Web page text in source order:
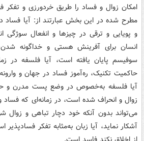
امکان زوال و فساد را طریق خردورزی و تفکر
مطرح شده در اين بخش عبارتند از: آیا فساد
و پویایی و ترقی در چیزها و انفعال سوژگی
انسان برای آفرینش هستی و خداگونه
سوفیسم پایان یافته است، آیا فلسفه در
حاکمیت تکنیک، ره‌آموز فساد در جهان و
آیا فلسفه به‌خصوص در وضع پست مدرن و
زوال و انحراف شده است، در زمانه‌ای که فساد و
می‌تواند بدون آنکه خود دچار تباهی و زوال
آشکار نماید، آیا زبان به‌مثابه تفکر